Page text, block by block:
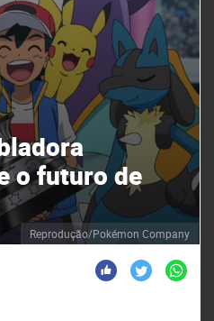
Reprodução/Pokémon Company
o futuro de